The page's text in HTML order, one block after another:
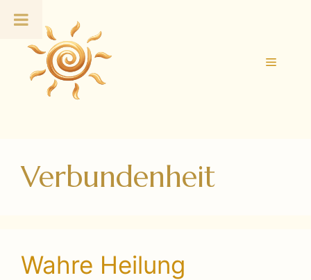
Inhalt
springen
Menü
Verbundenheit
Wahre Heilung